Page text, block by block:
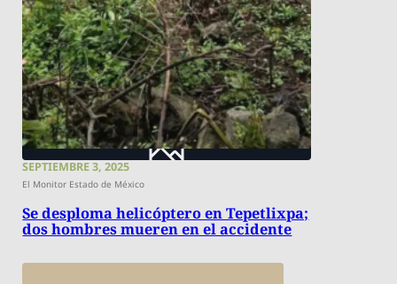
SEPTIEMBRE 3, 2025
El Monitor Estado de México
Se desploma helicóptero en Tepetlixpa;
dos hombres mueren en el accidente